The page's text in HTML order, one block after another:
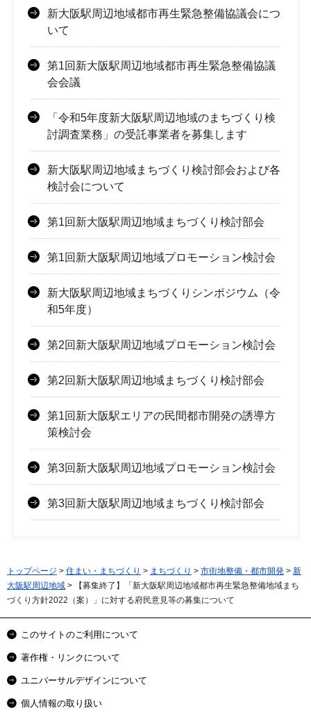
新大阪駅周辺地域都市再生緊急整備協議会につ
いて
第1回新大阪駅周辺地域都市再生緊急整備協議
会会議
「令和5年度新大阪駅周辺地域のまちづくり検
討調査業務」の受託事業者を募集します
新大阪駅周辺地域まちづくり検討部会および各
検討会について
第1回新大阪駅周辺地域まちづくり検討部会
第1回新大阪駅周辺地域プロモーション検討会
新大阪駅周辺地域まちづくりシンポジウム（令
和5年度）
第2回新大阪駅周辺地域プロモーション検討会
第2回新大阪駅周辺地域まちづくり検討部会
第1回新大阪駅エリアの民間都市開発の誘導方
策検討会
第3回新大阪駅周辺地域プロモーション検討会
第3回新大阪駅周辺地域まちづくり検討部会
トップページ > 住まい・まちづくり > まちづくり > 市街地整備・都市開発 > 新
大阪駅周辺地域 > 【募集終了】「新大阪駅周辺地域都市再生緊急整備地域まち
づくり方針2022（案）」に対する府民意見等の募集について
このサイトのご利用について
著作権・リンクについて
ユニバーサルデザインについて
個人情報の取り扱い